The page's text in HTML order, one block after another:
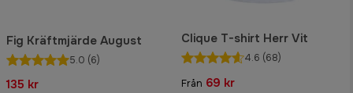
Fig Kräftmjärde August
5.0 (6)
135 kr
Clique T-shirt Herr Vit
4.6 (68)
Från 69 kr